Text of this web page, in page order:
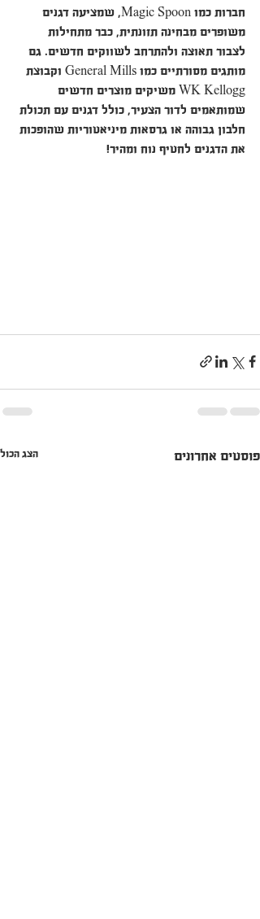
חברות כמו Magic Spoon, שמציעה דגנים
משופרים מבחינה תזונתית, כבר מתחילות
לצבור תאוצה ולהתרחב לשווקים חדשים. גם
מותגים מסורתיים כמו General Mills וקבוצת
WK Kellogg משיקים מוצרים חדשים
שמותאמים לדור הצעיר, כולל דגנים עם תכולת
חלבון גבוהה או גרסאות מיניאטוריות שהופכות
את הדגנים לחטיף נוח ומהיר​!
פוסטים אחרונים הצג הכול